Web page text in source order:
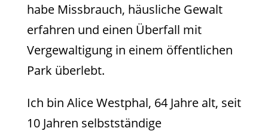
habe Missbrauch, häusliche Gewalt
erfahren und einen Überfall mit
Vergewaltigung in einem öffentlichen
Park überlebt.
Ich bin Alice Westphal, 64 Jahre alt, seit
10 Jahren selbstständige